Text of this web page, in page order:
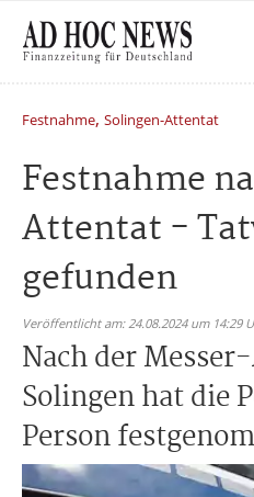
Festnahme, Solingen-Attentat
Festnahme
Attentat -
gefunden
Veröffentlicht am: 24.08.2024 um
Nach der
Solingen hat die
Person